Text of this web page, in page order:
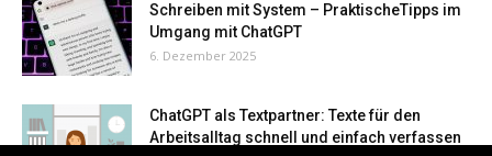
Schreiben mit System – PraktischeTipps im
Umgang mit ChatGPT
6. Dezember 2025
ChatGPT als Textpartner: Texte für den
Arbeitsalltag schnell und einfach verfassen